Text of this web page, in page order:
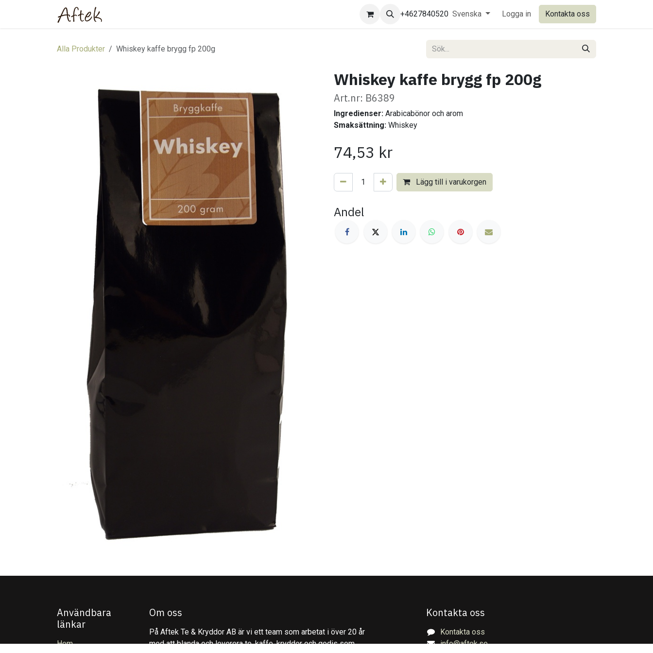
+4627840520 Svenska Logga in Kontakta oss
Alla Produkter Whiskey kaffe brygg fp 200g
Whiskey kaffe brygg fp 200g
Art.nr: B6389
Ingredienser: Arabicabönor och arom
Smaksättning: Whiskey
74,53 kr
Lägg till i varukorgen
Andel
Användbara
länkar
Hem
Om oss
På Aftek Te & Kryddor AB är vi ett team som arbetat i över 20 år
med att blanda och leverera te, kaffe, kryddor och godis som
Kontakta oss
Kontakta oss
info@aftek.se